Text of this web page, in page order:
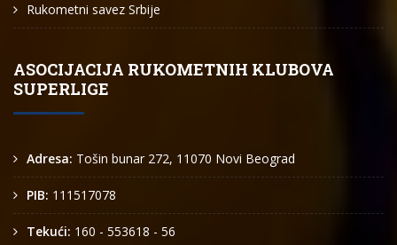
Rukometni savez Srbije
ASOCIJACIJA RUKOMETNIH KLUBOVA
SUPERLIGE
Adresa: Tošin bunar 272, 11070 Novi Beograd
PIB: 111517078
Tekući: 160 - 553618 - 56